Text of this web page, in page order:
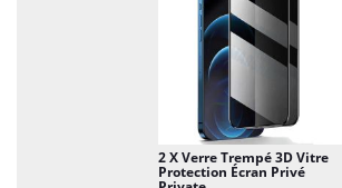
2 X Verre Trempé 3D Vitre
Protection Écran Privé